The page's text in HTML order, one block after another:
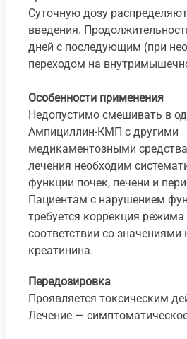
Суточную дозу
введения.
дней с последующим (при
переходом на
Особенности применения
Недопустимо смешивать в
Ампициллин-КМП с другими
медикаментозными
лечения необходим
функции почек, печени и
Пациентам с нарушением
требуется коррекция
соответствии со значениями
креатинина.
Передозировка
Проявляется токсическим
Лечение —